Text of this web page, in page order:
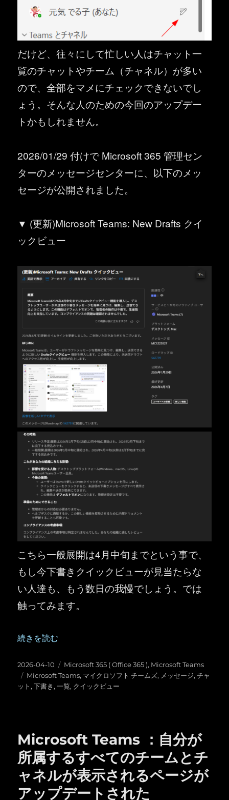
だけど、往々にして忙しい人はチャット一
覧のチャットやチーム（チャネル）が多い
ので、全部をマメにチェックできないでし
ょう。そんな人のための今回のアップデー
トかもしれません。
2026/01/29 付けで Microsoft 365 管理セン
ターのメッセージセンターに、以下のメッ
セージが公開されました。
▼ (更新)Microsoft Teams: New Drafts クイ
ックビュー
こちら一般展開は4月中旬までという事で、
もし今下書きクイックビューが見当たらな
い人達も、もう数日の我慢でしょう。では
触ってみます。
“Microsoft Teams ：「下書き」クイックビューの登場” の
続きを読む
投
稿
日:
2026-04-10
カ
テ
ゴ
Microsoft 365 ( Office 365 ), Microsoft Teams
タ
グ
Microsoft Teams, マイクロソフト チームズ, メッセージ,チャ
ット ,下書き ,一覧, クイックビュー
Microsoft Teams ：自分が
所属するすべてのチームとチ
ャネルが表示されるページが
アップデートされた